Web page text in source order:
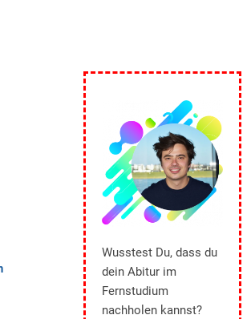
Wusstest Du, dass du
dein Abitur im
Fernstudium
nachholen kannst?